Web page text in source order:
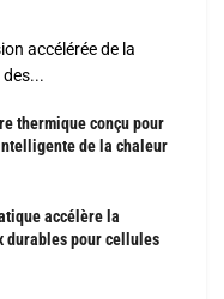
accélérée de la
thermique conçu pour
de la chaleur
accélère la
durables pour cellules